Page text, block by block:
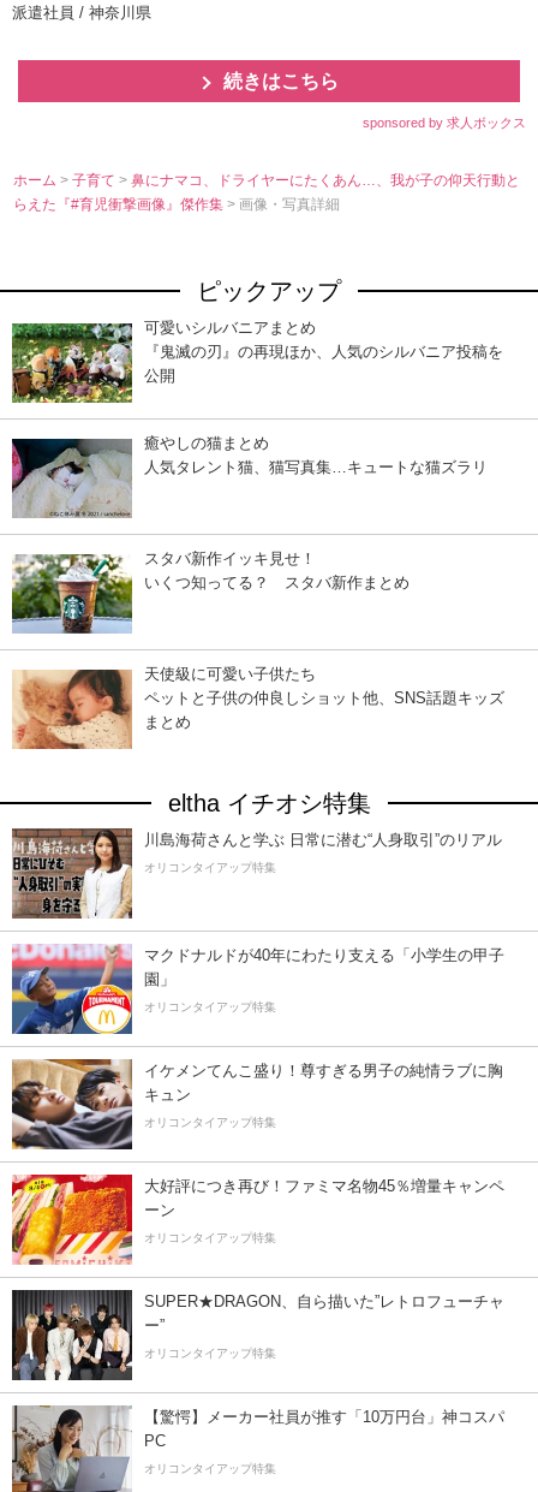
派遣社員 / 神奈川県
続きはこちら
sponsored by 求人ボックス
ホーム >子育て>鼻にナマコ、ドライヤーにたくあん…、我が子の仰天行動と
らえた『#育児衝撃画像』傑作集> 画像・写真詳細
ピックアップ
可愛いシルバニアまとめ
『鬼滅の刃』の再現ほか、人気のシルバニア投稿を
公開
癒やしの猫まとめ
人気タレント猫、猫写真集…キュートな猫ズラリ
スタバ新作イッキ見せ！
いくつ知ってる？ スタバ新作まとめ
天使級に可愛い子供たち
ペットと子供の仲良しショット他、SNS話題キッズ
まとめ
eltha イチオシ特集
川島海荷さんと学ぶ 日常に潜む“人身取引”のリアル
オリコンタイアップ特集
マクドナルドが40年にわたり支える「小学生の甲子
園」
オリコンタイアップ特集
イケメンてんこ盛り！尊すぎる男子の純情ラブに胸
キュン
オリコンタイアップ特集
大好評につき再び！ファミマ名物45％増量キャンペ
ーン
オリコンタイアップ特集
SUPER★DRAGON、自ら描いた”レトロフューチャ
ー”
オリコンタイアップ特集
【驚愕】メーカー社員が推す「10万円台」神コスパ
PC
オリコンタイアップ特集